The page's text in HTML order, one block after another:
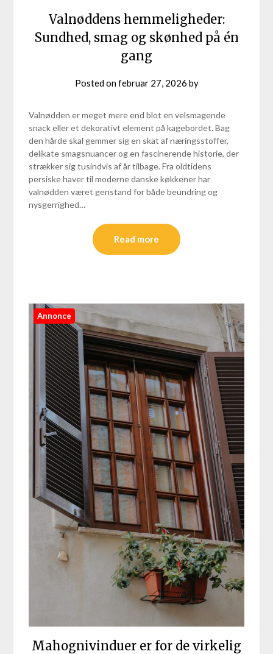
Valnøddens hemmeligheder:
Sundhed, smag og skønhed på én
gang
Posted onfebruar 27, 2026 by
Valnødden er meget mere end blot en velsmagende
snack eller et dekorativt element på kagebordet. Bag
den hårde skal gemmer sig en skat af næringsstoffer,
delikate smagsnuancer og en fascinerende historie, der
strækker sig tusindvis af år tilbage. Fra oldtidens
persiske haver til moderne danske køkkener har
valnødden været genstand for både beundring og
nysgerrighed…
Read more
Annonce
Mahognivinduer er for de virkelig